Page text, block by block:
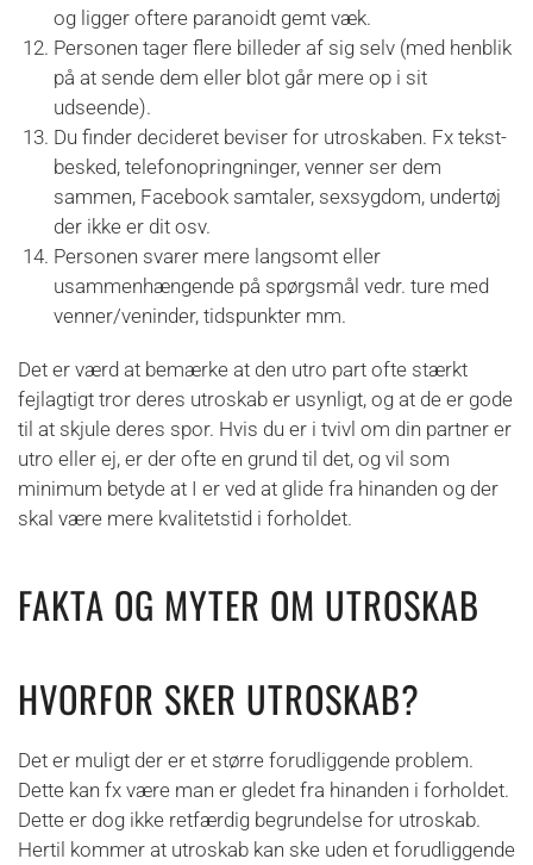
og ligger oftere paranoidt gemt væk.
Personen tager flere billeder af sig selv (med henblik
på at sende dem eller blot går mere op i sit
udseende).
Du finder decideret beviser for utroskaben. Fx tekst-
besked, telefonopringninger, venner ser dem
sammen, Facebook samtaler, sexsygdom, undertøj
der ikke er dit osv.
Personen svarer mere langsomt eller
usammenhængende på spørgsmål vedr. ture med
venner/veninder, tidspunkter mm.
Det er værd at bemærke at den utro part ofte stærkt
fejlagtigt tror deres utroskab er usynligt, og at de er gode
til at skjule deres spor. Hvis du er i tvivl om din partner er
utro eller ej, er der ofte en grund til det, og vil som
minimum betyde at I er ved at glide fra hinanden og der
skal være mere kvalitetstid i forholdet.
FAKTA OG MYTER OM UTROSKAB
HVORFOR SKER UTROSKAB?
Det er muligt der er et større forudliggende problem.
Dette kan fx være man er gledet fra hinanden i forholdet.
Dette er dog ikke retfærdig begrundelse for utroskab.
Hertil kommer at utroskab kan ske uden et forudliggende